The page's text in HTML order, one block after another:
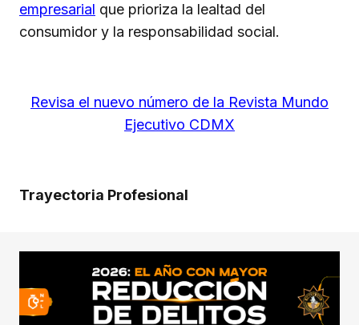
empresarial que prioriza la lealtad del
consumidor y la responsabilidad social.
Revisa el nuevo número de la Revista Mundo
Ejecutivo CDMX
Trayectoria Profesional